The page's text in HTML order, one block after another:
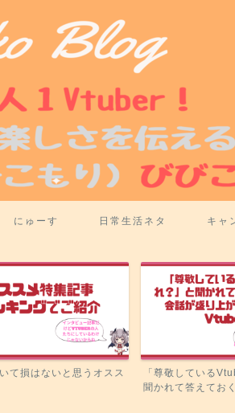
にゅーす 日常生活ネタ キャ
て損はないと思うオスス
「尊敬している
聞かれて答えてお